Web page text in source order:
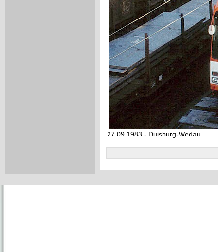
27.09.1983 - Duisburg-Wedau